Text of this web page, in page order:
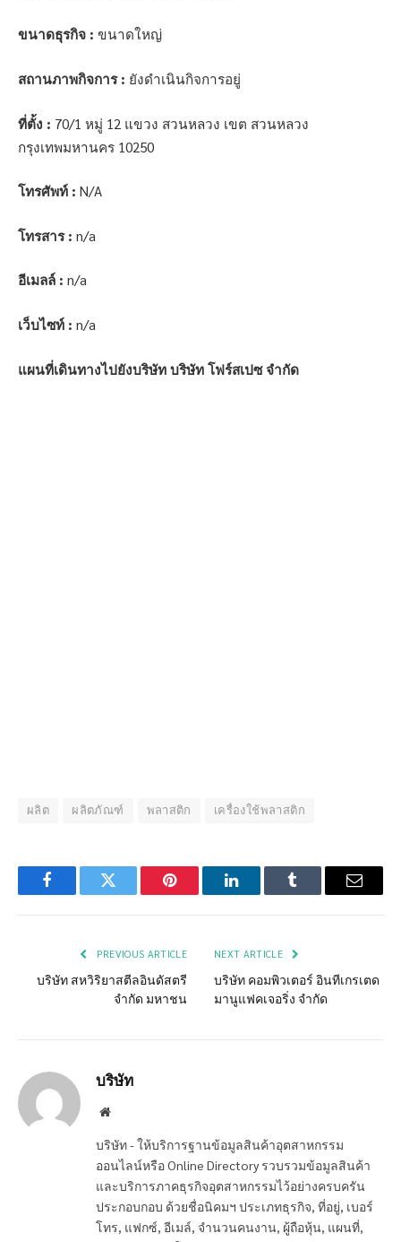
ขนาดธุรกิจ : ขนาดใหญ่
สถานภาพกิจการ : ยังดำเนินกิจการอยู่
ที่ตั้ง : 70/1 หมู่ 12 แขวง สวนหลวง เขต สวนหลวง
กรุงเทพมหานคร 10250
โทรศัพท์ : N/A
โทรสาร : n/a
อีเมลล์ : n/a
เว็บไซท์ : n/a
แผนที่เดินทางไปยังบริษัท บริษัท โฟร์สเปซ จำกัด
ผลิต ผลิตภัณฑ์ พลาสติก เครื่องใช้พลาสติก
FacebookTwitter Pinterest LinkedInTumblr Email
PREVIOUS ARTICLE
บริษัท สหวิริยาสตีลอินดัสตรี
จำกัด มหาชน
NEXT ARTICLE
บริษัท คอมพิวเตอร์ อินทีเกรเตด
มานูแฟคเจอริ่ง จำกัด
บริษัท
Website
บริษัท - ให้บริการฐานข้อมูลสินค้าอุตสาหกรรม
ออนไลน์หรือ Online Directory รวบรวมข้อมูลสินค้า
และบริการภาคธุรกิจอุตสาหกรรมไว้อย่างครบครัน
ประกอบกอบ ด้วยชื่อนิคมฯ ประเภทธุรกิจ, ที่อยู่, เบอร์
โทร, แฟกซ์, อีเมล์, จำนวนคนงาน, ผู้ถือหุ้น, แผนที่,